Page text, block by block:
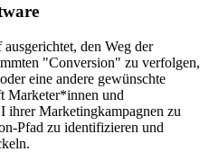
den Weg der
"Conversion" zu verfolgen,
eine andere gewünschte
Marketer*innen und
ihrer Marketingkampagnen zu
Pfad zu identifizieren und